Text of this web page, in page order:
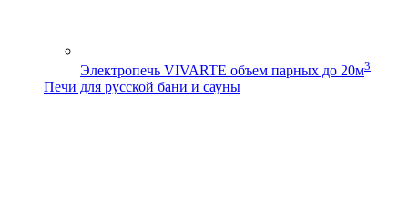
Электропечь VIVARTE объем парных до 20м3
Печи для русской бани и сауны